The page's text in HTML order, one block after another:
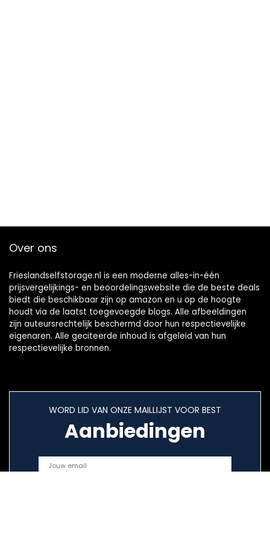
Over ons
Frieslandselfstorage.nl is een moderne alles-in-één
prijsvergelijkings- en beoordelingswebsite die de beste deals
biedt die beschikbaar zijn op amazon en u op de hoogte
houdt via de laatst toegevoegde blogs. Alle afbeeldingen
zijn auteursrechtelijk beschermd door hun respectievelijke
eigenaren. Alle geciteerde inhoud is afgeleid van hun
respectievelijke bronnen.
WORD LID VAN ONZE MAILLIJST VOOR BEST
Aanbiedingen